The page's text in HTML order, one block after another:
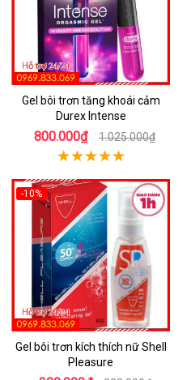
Gel bôi trơn tăng khoái cảm
Durex Intense
800.000₫ 1.025.000₫
-10%
Gel bôi trơn kích thích nữ Shell
Pleasure